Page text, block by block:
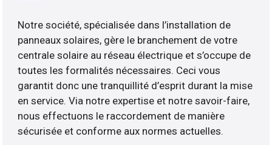
Notre société, spécialisée dans l’installation de
panneaux solaires, gère le branchement de votre
centrale solaire au réseau électrique et s’occupe de
toutes les formalités nécessaires. Ceci vous
garantit donc une tranquillité d’esprit durant la mise
en service. Via notre expertise et notre savoir-faire,
nous effectuons le raccordement de manière
sécurisée et conforme aux normes actuelles.